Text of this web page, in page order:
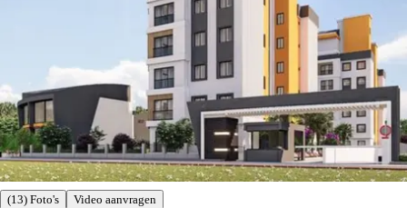
(13) Foto's Video aanvragen